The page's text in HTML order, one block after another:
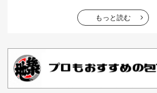
お寿司(2） お弁当(9）
お正月料理(20）
お汁粉 レシピ(1）
もっと読む